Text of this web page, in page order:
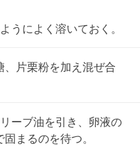
うによく溶いておく。
、片栗粉を加え混ぜ合
ーブ油を引き、卵液の
まるのを待つ。